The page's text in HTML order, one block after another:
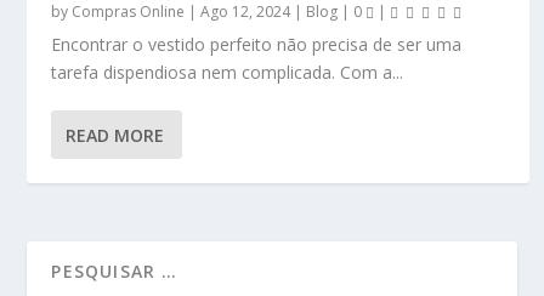
by Compras Online |Ago 12, 2024| Blog | 0 |
Encontrar o vestido perfeito não precisa de ser uma
tarefa dispendiosa nem complicada. Com a...
READ MORE